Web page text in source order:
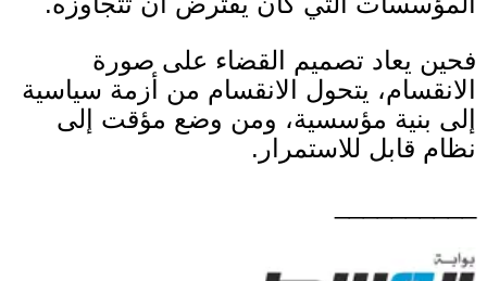
فحين يعاد تصميم القضاء على صورة
الانقسام، يتحول الانقسام من أزمة سياسية
إلى بنية مؤسسية، ومن وضع مؤقت إلى
نظام قابل للاستمرار .